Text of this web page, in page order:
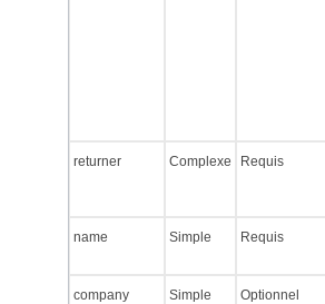
returner Complexe Requis
name Simple Requis
company Simple Optionnel